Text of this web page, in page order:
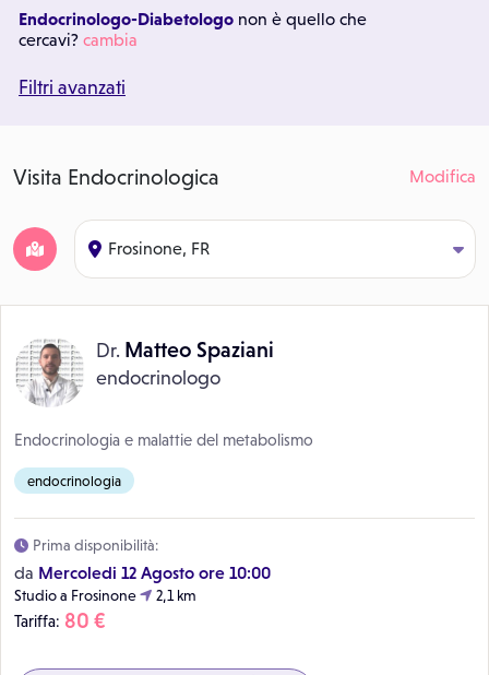
Endocrinologo-Diabetologo non è quello che
cercavi? cambia
Filtri avanzati
Visita Endocrinologica Modifica
Frosinone, FR
Dr. Matteo Spaziani
endocrinologo
Endocrinologia e malattie del metabolismo
endocrinologia
Prima disponibilità:
da Mercoledi 12 Agosto ore 10:00
Studio a Frosinone 2,1 km
Tariffa: 80 €